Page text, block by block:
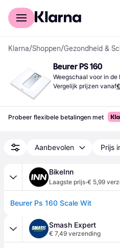
Voor shoppers
Klarna/Shoppen/Gezondheid &
Beurer PS 160
Weegschaal voor in de
Vergelijk prijzen vanaf
Probeer flexibele betalingen met
Aanbevolen Prijs
BikeInn
Laagste prijs·€ 5,99
Beurer Ps 160 Scale Wit
Smash Expert
€ 7,49 verzending